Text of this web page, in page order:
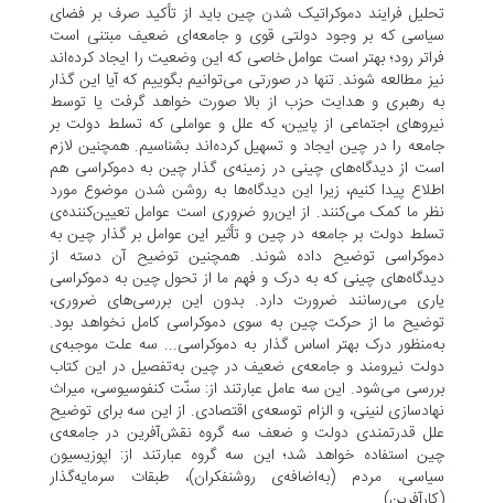
تحلیل فرایند دموکراتیک شدن چین باید از تأکید صرف بر فضاى
سیاسى که بر وجود دولتى قوى و جامعه‌اى ضعیف مبتنى است
فراتر رود؛ بهتر است عوامل خاصى که این وضعیت را ایجاد کرده‌اند
نیز مطالعه شوند. تنها در صورتی مى‌توانیم بگوییم که آیا این گذار
به رهبرى و هدایت حزب از بالا صورت خواهد گرفت یا توسط
نیروهاى اجتماعى از پایین، که علل و عواملی که تسلط دولت بر
جامعه را در چین ایجاد و تسهیل کرده‌اند بشناسیم. همچنین لازم
است از دیدگاه‌هاى چینى در زمینه‌ى گذار چین به دموکراسى هم
اطلاع پیدا کنیم، زیرا این دیدگاه‌ها به روشن شدن موضوع مورد
نظر ما کمک مى‌کنند. از این‌رو ضرورى است عوامل تعیین‌کننده‌ى
تسلط دولت بر جامعه در چین و تأثیر این عوامل بر گذار چین به
دموکراسى توضیح داده شوند. همچنین توضیح آن دسته از
دیدگاه‌هاى چینى که به درک و فهم ما از تحول چین به دموکراسى
یارى مى‌رسانند ضرورت دارد. بدون این بررسى‌هاى ضرورى،
توضیح ما از حرکت چین به سوى دموکراسى کامل نخواهد بود.
به‌منظور درک بهتر اساس گذار به دموکراسى... سه علت موجبه‌‌ى
دولت نیرومند و جامعه‌ى ضعیف در چین به‌تفصیل در این کتاب
بررسى مى‌شود. این سه عامل عبارتند از: سنّت کنفوسیوسى، میراث
نهادسازى لنینی، و الزام توسعه‌ى اقتصادى. از این سه برای توضیح
علل قدرتمندى دولت و ضعف سه گروه نقش‌آفرین در جامعه‌ی
چین استفاده خواهد شد؛ این سه گروه عبارتند از: اپوزیسیون
سیاسى، مردم (به‌اضافه‌ی روشنفکران)، طبقات سرمایه‌گذار